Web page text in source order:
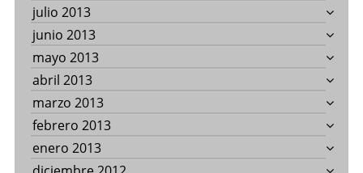
julio 2013
junio 2013
mayo 2013
abril 2013
marzo 2013
febrero 2013
enero 2013